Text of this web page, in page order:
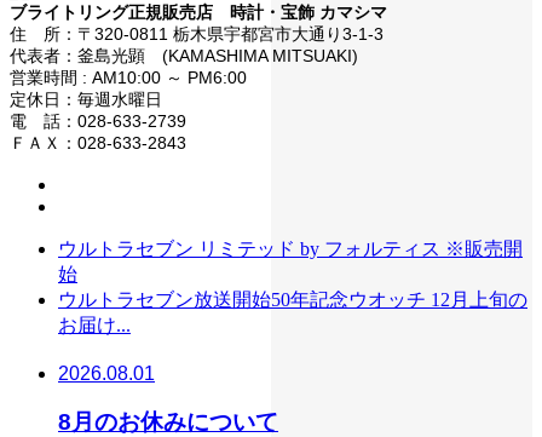
ブライトリング正規販売店 時計・宝飾 カマシマ
住 所：〒320-0811 栃木県宇都宮市大通り3-1-3
代表者：釜島光顕 (KAMASHIMA MITSUAKI)
営業時間 : AM10:00 ～ PM6:00
定休日：毎週水曜日
電 話：028-633-2739
ＦＡＸ：028-633-2843
ウルトラセブン リミテッド by フォルティス ※販売開
始
ウルトラセブン放送開始50年記念ウオッチ 12月上旬の
お届け...
2026.08.01
8月のお休みについて